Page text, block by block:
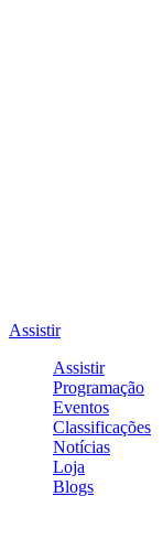
Assistir
Assistir
Programação
Eventos
Classificações
Notícias
Loja
Blogs